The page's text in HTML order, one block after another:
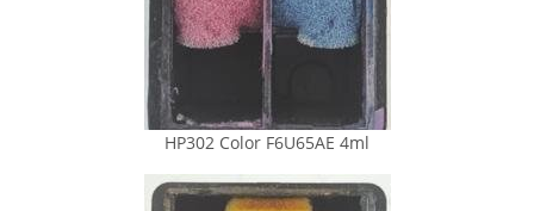
HP302 Color F6U65AE 4ml